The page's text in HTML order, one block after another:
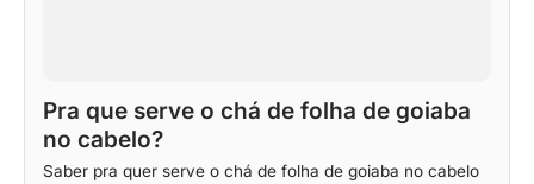
Pra que serve o chá de folha de goiaba
no cabelo?
Saber pra quer serve o chá de folha de goiaba no cabelo